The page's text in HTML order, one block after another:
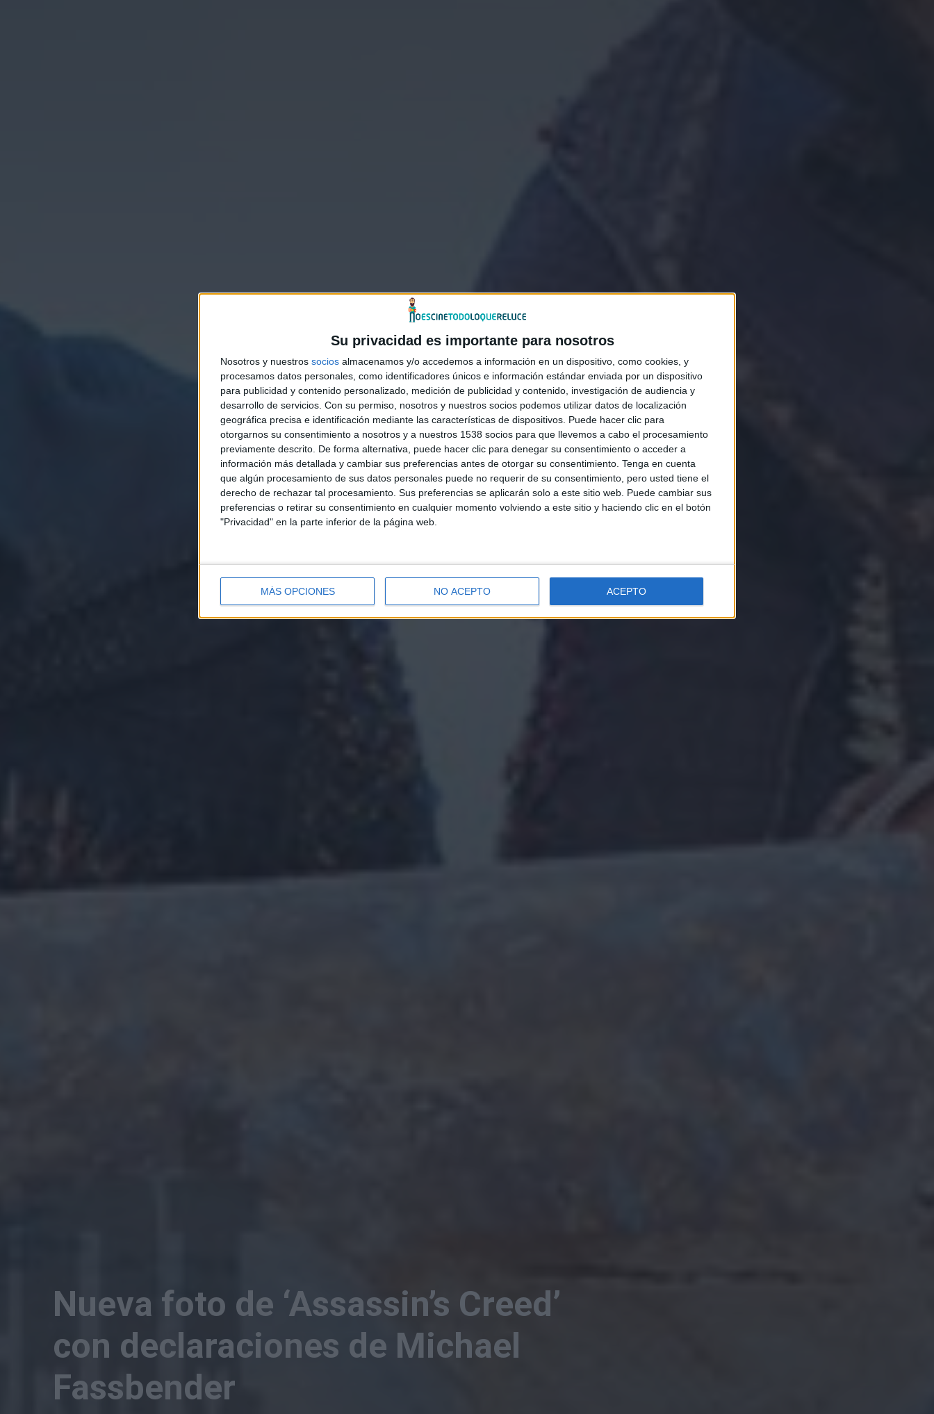
Su privacidad es importante para nosotros
Nosotros y nuestros socios almacenamos y/o accedemos a información en un dispositivo, como cookies, y
procesamos datos personales, como identificadores únicos e información estándar enviada por un dispositivo
para publicidad y contenido personalizado, medición de publicidad y contenido, investigación de audiencia y
desarrollo de servicios. Con su permiso, nosotros y nuestros socios podemos utilizar datos de localización
geográfica precisa e identificación mediante las características de dispositivos. Puede hacer clic para
otorgarnos su consentimiento a nosotros y a nuestros 1538 socios para que llevemos a cabo el procesamiento
previamente descrito. De forma alternativa, puede hacer clic para denegar su consentimiento o acceder a
información más detallada y cambiar sus preferencias antes de otorgar su consentimiento. Tenga en cuenta
que algún procesamiento de sus datos personales puede no requerir de su consentimiento, pero usted tiene el
derecho de rechazar tal procesamiento. Sus preferencias se aplicarán solo a este sitio web. Puede cambiar sus
preferencias o retirar su consentimiento en cualquier momento volviendo a este sitio y haciendo clic en el botón
"Privacidad" en la parte inferior de la página web.
MÁS OPCIONES NO ACEPTO ACEPTO
Nueva foto de ‘Assassin’s Creed’
con declaraciones de Michael
Fassbender